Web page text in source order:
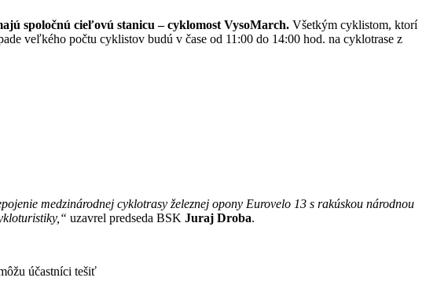
spoločnú cieľovú stanicu – cyklomost VysoMarch. Všetkým cyklistom, ktorí
veľkého počtu cyklistov budú v čase od 11:00 do 14:00 hod. na cyklotrase z
medzinárodnej cyklotrasy železnej opony Eurovelo 13 s rakúskou národnou
uzavrel predseda BSK Juraj Droba.
účastníci tešiť